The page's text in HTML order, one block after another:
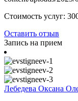
Стоимость услуг:
Оставить отзыв
Запись на прием
Лебедева Оксана